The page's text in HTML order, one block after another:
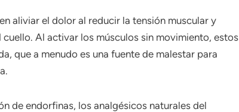
aliviar el dolor al reducir la tensión muscular y
Al activar los músculos sin movimiento, estos
que a menudo es una fuente de malestar para
de endorfinas, los analgésicos naturales del